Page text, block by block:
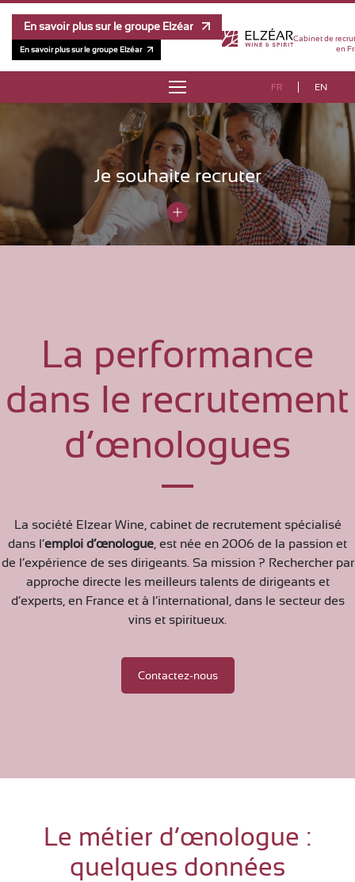
En savoir plus sur le groupe Elzéar
En savoir plus sur le groupe Elzéar
Cabinet de
en
FR EN
À PROPOS
RÉFÉRENCES
MÉTHODOLOGIE
ÉQUIPE
Je souhaite recruter
La performance
dans le recrutement
d’œnologues
La société Elzear Wine, cabinet de recrutement spécialisé
dans l’emploi d’œnologue, est née en 2006 de la passion et
de l’expérience de ses dirigeants. Sa mission ? Rechercher par
approche directe les meilleurs talents de dirigeants et
d’experts, en France et à l’international, dans le secteur des
vins et spiritueux.
Contactez-nous
Le métier d’œnologue :
quelques données